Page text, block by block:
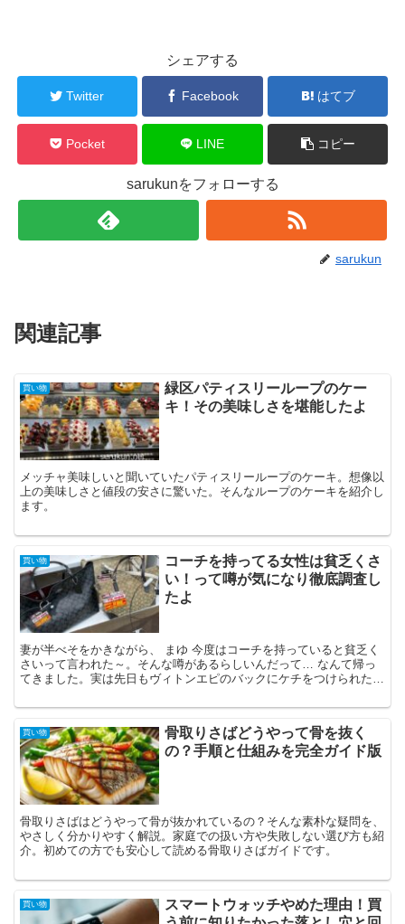
シェアする
Twitter Facebook はてブ
Pocket LINE コピー
sarukunをフォローする
sarukun
関連記事
買い物
緑区パティスリーループのケー
キ！その美味しさを堪能したよ
メッチャ美味しいと聞いていたパティスリーループのケーキ。想像以
上の美味しさと値段の安さに驚いた。そんなループのケーキを紹介し
ます。
買い物
コーチを持ってる女性は貧乏くさ
い！って噂が気になり徹底調査し
たよ
妻が半べそをかきながら、 まゆ 今度はコーチを持っていると貧乏く
さいって言われた～。そんな噂があるらしいんだって… なんて帰っ
てきました。実は先日もヴィトンエピのバックにケチをつけられたば
買い物
骨取りさばどうやって骨を抜く
の？手順と仕組みを完全ガイド版
骨取りさばはどうやって骨が抜かれているの？そんな素朴な疑問を、
やさしく分かりやすく解説。家庭での扱い方や失敗しない選び方も紹
介。初めての方でも安心して読める骨取りさばガイドです。
買い物
スマートウォッチやめた理由！買